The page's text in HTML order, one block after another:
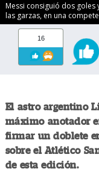
Messi consiguió dos
las garzas, en una
16
El astro argentino
máximo anotador
firmar un doblete
sobre el Atlético
de esta edición.